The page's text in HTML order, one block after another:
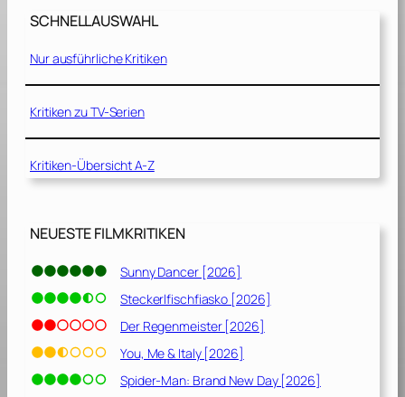
l
t
z
t
o
u
[
0
1
]
SCHNELLAUSWAHL
Nur ausführliche Kritiken
Kritiken zu TV-Serien
Kritiken-Übersicht A-Z
NEUESTE FILMKRITIKEN
Sunny Dancer [2026]
Steckerlfischfiasko [2026]
Der Regenmeister [2026]
You, Me & Italy [2026]
Spider-Man: Brand New Day [2026]